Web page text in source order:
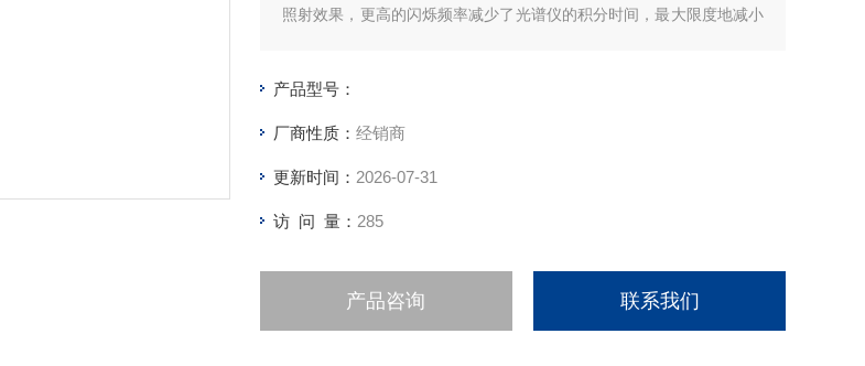
照射效果，更高的闪烁频率减少了光谱仪的积分时间，最大限度地减小
产品型号：
厂商性质： 经销商
更新时间： 2026-07-31
访 问 量： 285
产品咨询 联系我们